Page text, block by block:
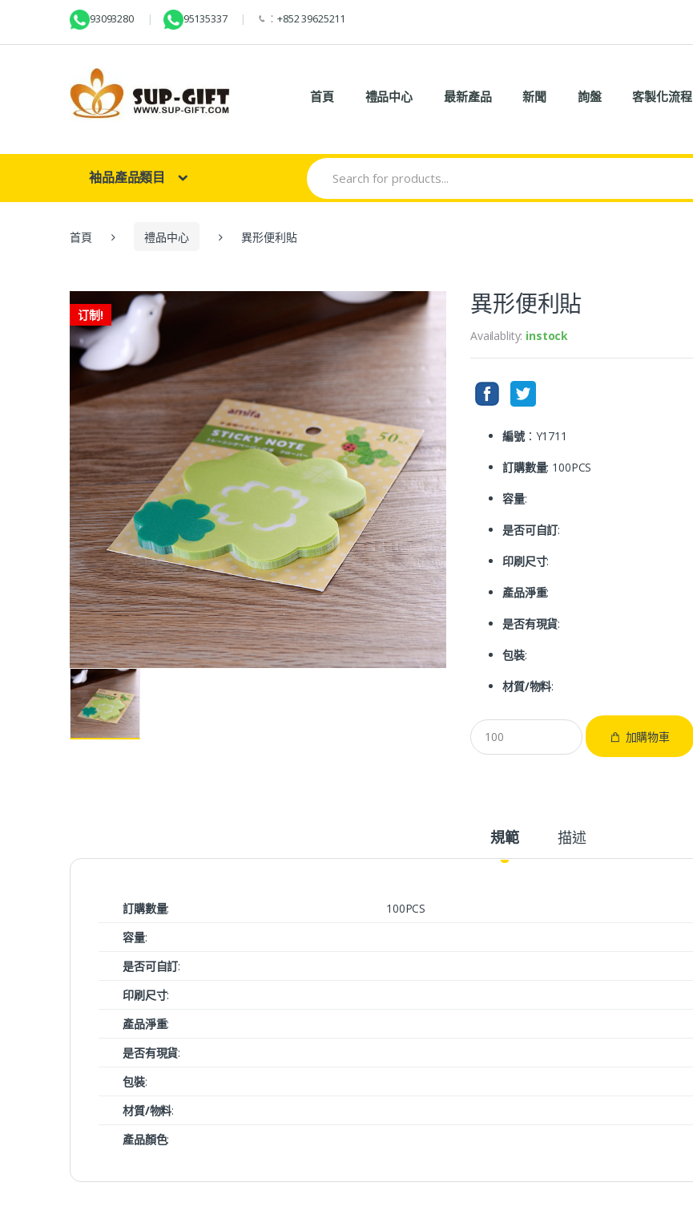
93093280 95135337 ：+852 39625211
首頁 禮品中心 最新產品 新聞 詢盤 客製化流程
袖品產品類目
Search
for:
首頁 禮品中心 異形便利貼
订制! 異形便利貼
Availablity: instock
編號：Y1711
訂購數量: 100PCS
容量:
是否可自訂:
印刷尺寸:
產品淨重:
是否有現貨:
包裝:
材質/物料:
加購物車
規範 描述
訂購數量:
100PCS
容量:
是否可自訂:
印刷尺寸:
產品淨重:
是否有現貨:
包裝:
材質/物料:
產品顏色: